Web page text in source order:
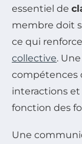
essentiel de
membre doit
ce qui
collective.
compétences
interactions
fonction des
Une